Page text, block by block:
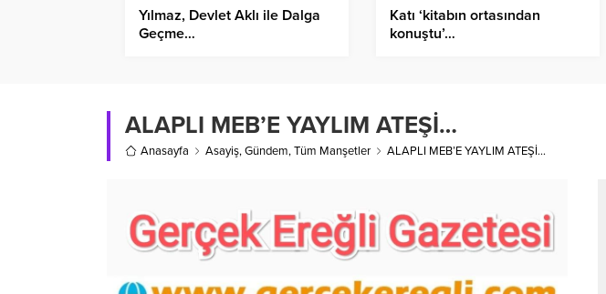
Yılmaz, Devlet Aklı ile Dalga
Geçme…
Katı ‘kitabın ortasından
konuştu’…
ALAPLI MEB’E YAYLIM ATEŞİ…
Anasayfa Asayiş,Gündem,Tüm Manşetler ALAPLI MEB’E YAYLIM ATEŞİ…